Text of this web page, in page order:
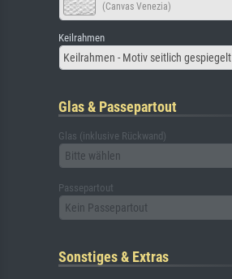
(Canvas Venezia)
Keilrahmen
Keilrahmen - Motiv seitlich gespiegelt
Glas & Passepartout
Glas (inklusive Rückwand)
Bitte wählen
Passepartout
Kein Passepartout
Sonstiges & Extras